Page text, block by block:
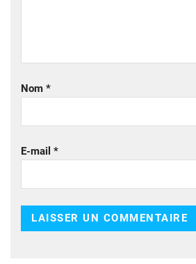
Nom *
E-mail *